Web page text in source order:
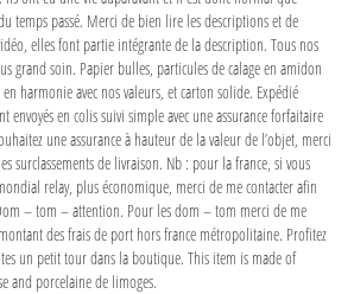
temps passé. Merci de bien lire les descriptions et de
elles font partie intégrante de la description. Tous nos
grand soin. Papier bulles, particules de calage en amidon
harmonie avec nos valeurs, et carton solide. Expédié
envoyés en colis suivi simple avec une assurance forfaitaire
une assurance à hauteur de la valeur de l’objet, merci
surclassements de livraison. Nb : pour la france, si vous
relay, plus économique, merci de me contacter afin
– tom – attention. Pour les dom – tom merci de me
des frais de port hors france métropolitaine. Profitez
un petit tour dans la boutique. This item is made of
and porcelaine de limoges.